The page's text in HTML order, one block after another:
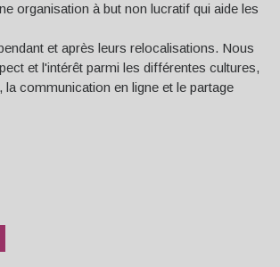
organisation à but non lucratif qui aide les
et après leurs relocalisations. Nous
et l'intérêt parmi les différentes cultures,
la communication en ligne et le partage